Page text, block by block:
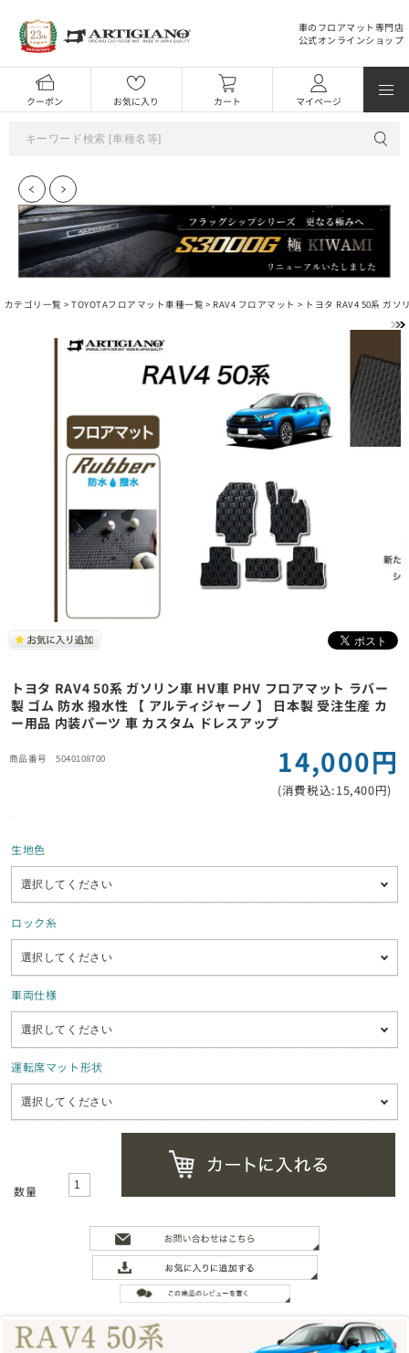
車のフロアマット専門店
公式オンラインショップ
クーポン お気に入り カート マイページ
カテゴリ一覧 >TOYOTAフロアマット車種一覧 > RAV4 フロアマット > トヨタ RAV4 50系 ガ
トヨタ RAV4 50系 ガソリン車 HV車 PHV フロアマット ラバー
製 ゴム 防水 撥水性 【 アルティジャーノ 】 日本製 受注生産 カ
ー用品 内装パーツ 車 カスタム ドレスアップ
5040108700 14,000円
(消費税込:15,400円)
生地色
ロック糸
車両仕様
運転席マット形状
数量